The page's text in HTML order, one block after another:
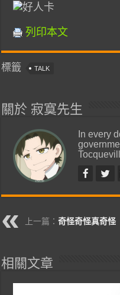
列印本文
標籤 TALK
關於 寂寞先生
In every
上一篇：奇怪奇怪真奇怪
相關文章